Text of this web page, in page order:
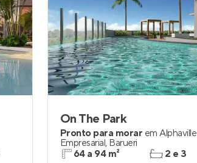
On The Park
Pronto para morar em Alphaville
Empresarial, Barueri
64 a 94 m²
2 e 3